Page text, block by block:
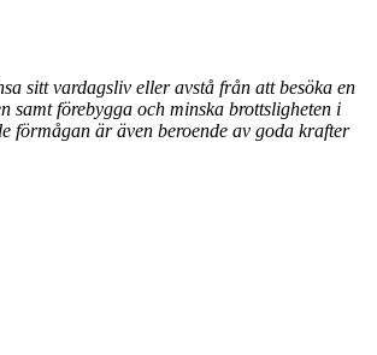
sitt vardagsliv eller avstå från att besöka en
samt förebygga och minska brottsligheten i
förmågan är även beroende av goda krafter